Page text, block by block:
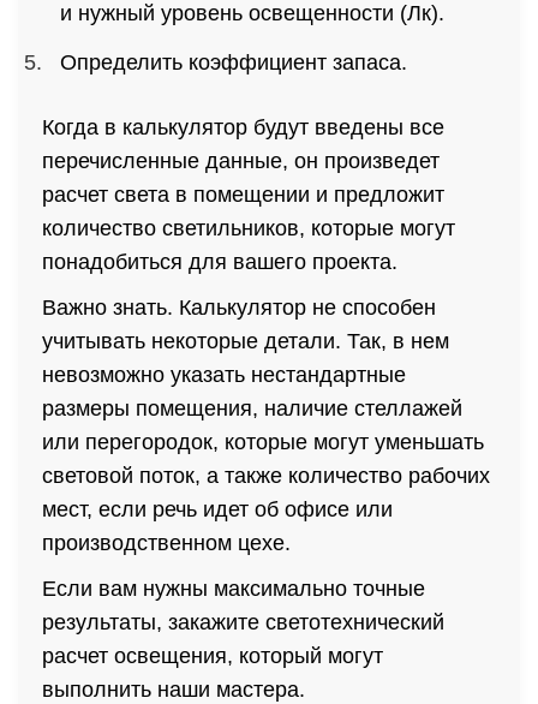
и нужный уровень освещенности (Лк).
Определить коэффициент запаса.
Когда в калькулятор будут введены все
перечисленные данные, он произведет
расчет света в помещении и предложит
количество светильников, которые могут
понадобиться для вашего проекта.
Важно знать. Калькулятор не способен
учитывать некоторые детали. Так, в нем
невозможно указать нестандартные
размеры помещения, наличие стеллажей
или перегородок, которые могут уменьшать
световой поток, а также количество рабочих
мест, если речь идет об офисе или
производственном цехе.
Если вам нужны максимально точные
результаты, закажите светотехнический
расчет освещения, который могут
выполнить наши мастера.